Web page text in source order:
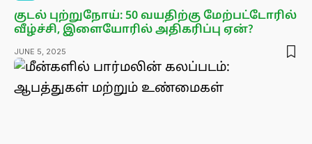
குடல் புற்றுநோய்: 50 வயதிற்கு மேற்பட்டோரில்
வீழ்ச்சி, இளையோரில் அதிகரிப்பு ஏன்?
JUNE 5, 2025